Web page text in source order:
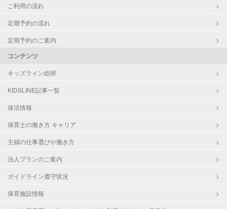
ご利用の流れ
定期予約の流れ
定期予約のご案内
コンテンツ
キッズライン総研
KIDSLINE記事一覧
保活情報
保育士の働き方 キャリア
主婦の仕事選びや働き方
法人プランのご案内
ガイドライン遵守状況
保育施設情報